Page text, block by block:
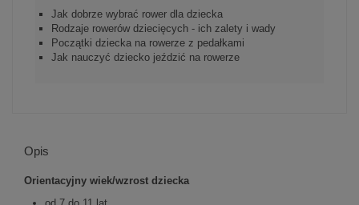
Jak dobrze wybrać rower dla dziecka
Rodzaje rowerów dziecięcych - ich zalety i wady
Początki dziecka na rowerze z pedałkami
Jak nauczyć dziecko jeździć na rowerze
Opis
Orientacyjny wiek/wzrost dziecka